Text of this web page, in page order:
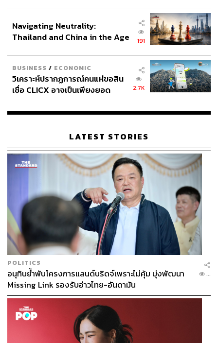
Navigating Neutrality:
Thailand and China in the Age
191
BUSINESS / ECONOMIC
วิเคราะห์ปรากฏการณ์คนแห่ขอสิน
เชื่อ CLICX อาจเป็นเพียงยอด
เรือนไทยที่ถูกซุกไว้
2.7K
LATEST STORIES
POLITICS
อนุทินย้ำพับโครงการแลนด์บริดจ์เพราะไม่คุ้ม มุ่งพัฒนา
Missing Link รองรับอ่าวไทย-อันดามัน
...